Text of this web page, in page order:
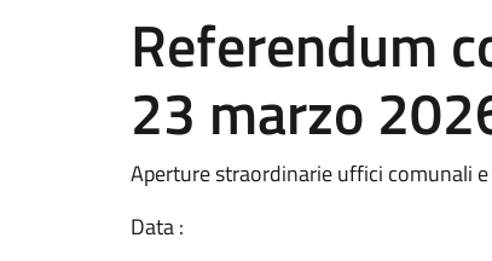
Referendum
23 marzo
Aperture straordinarie uffici comunali
Data :